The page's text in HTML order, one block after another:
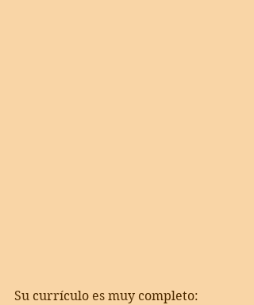
Su currículo es muy completo: